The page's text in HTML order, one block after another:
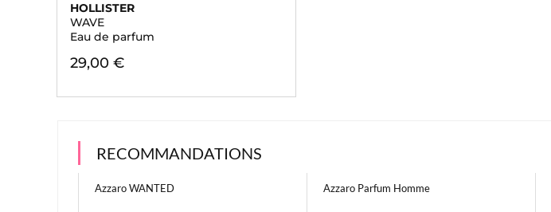
HOLLISTER
WAVE
Eau de parfum
29,00 €
RECOMMANDATIONS
Azzaro WANTED Azzaro Parfum Homme